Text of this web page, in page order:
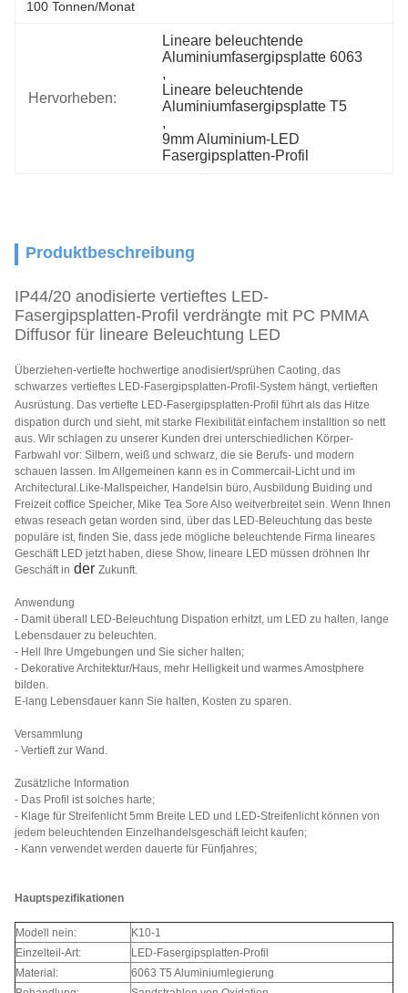
100 Tonnen/Monat
Hervorheben:
Lineare beleuchtende
Aluminiumfasergipsplatte 6063
,
Lineare beleuchtende
Aluminiumfasergipsplatte T5
,
9mm Aluminium-LED
Fasergipsplatten-Profil
Produktbeschreibung
IP44/20 anodisierte vertieftes LED-
Fasergipsplatten-Profil verdrängte mit PC PMMA
Diffusor für lineare Beleuchtung LED
Überziehen-vertiefte hochwertige anodisiert/sprühen Caoting, das
schwarzes vertieftes LED-Fasergipsplatten-Profil-System hängt, vertieften
Ausrüstung. Das vertiefte LED-Fasergipsplatten-Profil führt als das Hitze
dispation durch und sieht, mit starke Flexibilität einfachem installtion so nett
aus. Wir schlagen zu unserer Kunden drei unterschiedlichen Körper-
Farbwahl vor: Silbern, weiß und schwarz, die sie Berufs- und modern
schauen lassen. Im Allgemeinen kann es in Commercail-Licht und im
Architectural.Like-Mallspeicher, Handelsin büro, Ausbildung Buiding und
Freizeit coffice Speicher, Mike Tea Sore Also weitverbreitet sein. Wenn Ihnen
etwas reseach getan worden sind, über das LED-Beleuchtung das beste
populäre ist, finden Sie, dass jede mögliche beleuchtende Firma lineares
Geschäft LED jetzt haben, diese Show, lineare LED müssen dröhnen Ihr
Geschäft in der Zukunft.
Anwendung
- Damit überall LED-Beleuchtung Dispation erhitzt, um LED zu halten, lange
Lebensdauer zu beleuchten.
- Hell Ihre Umgebungen und Sie sicher halten;
- Dekorative Architektur/Haus, mehr Helligkeit und warmes Amostphere
bilden.
E-lang Lebensdauer kann Sie halten, Kosten zu sparen.
Versammlung
- Vertieft zur Wand.
Zusätzliche Information
- Das Profil ist solches harte;
- Klage für Streifenlicht 5mm Breite LED und LED-Streifenlicht können von
jedem beleuchtenden Einzelhandelsgeschäft leicht kaufen;
- Kann verwendet werden dauerte für Fünfjahres;
Hauptspezifikationen
Modell nein:
K10-1
Einzelteil-Art:
LED-Fasergipsplatten-Profil
Material:
6063 T5 Aluminiumlegierung